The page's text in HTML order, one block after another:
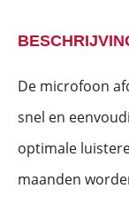
De microfoon
snel en
optimale
maanden